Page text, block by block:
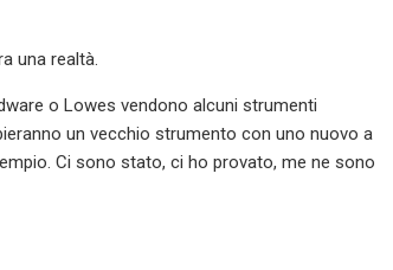
una realtà.
o Lowes vendono alcuni strumenti
un vecchio strumento con uno nuovo a
Ci sono stato, ci ho provato, me ne sono